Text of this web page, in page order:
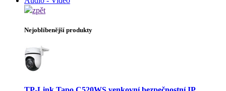
zpět
Nejoblíbenější produkty